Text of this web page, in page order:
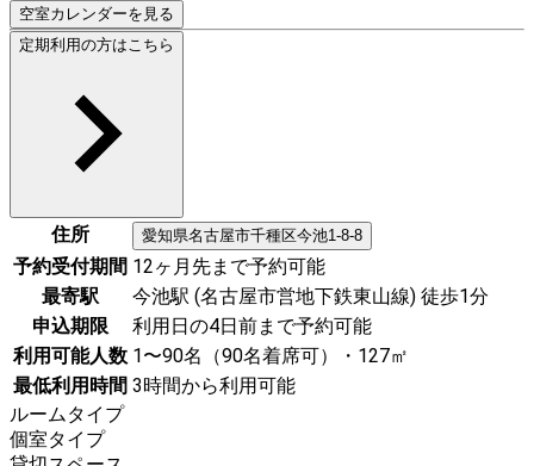
空室カレンダーを見る
定期利用の方はこちら
住所 愛知県名古屋市千種区今池1-8-8
予約受付期間 12ヶ月先まで予約可能
最寄駅
今池駅 (名古屋市営地下鉄東山線) 徒歩1分
申込期限
利用日の4日前まで予約可能
利用可能人数 1〜90名（90名着席可）・127㎡
最低利用時間 3時間から利用可能
ルームタイプ
個室タイプ